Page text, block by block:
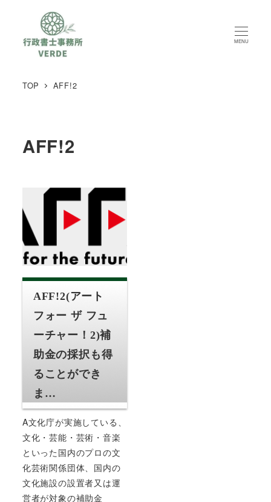
MENU
TOP AFF!2
AFF!2
AFF!2(アート
フォー ザ フュ
ーチャー！2)補
助金の採択も得
ることができ
ま…
A文化庁が実施している、
文化・芸能・芸術・音楽
といった国内のプロの文
化芸術関係団体、国内の
文化施設の設置者又は運
営者が対象の補助金